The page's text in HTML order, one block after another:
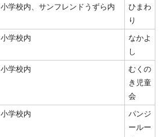
小学校内、サンフレンドうずら内
ひまわ
り
小学校内
なかよ
し
小学校内
むくの
き児童
会
小学校内
パンジ
ールー